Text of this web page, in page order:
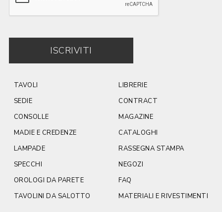
ISCRIVITI
TAVOLI
SEDIE
CONSOLLE
MADIE E CREDENZE
LAMPADE
SPECCHI
OROLOGI DA PARETE
TAVOLINI DA SALOTTO
LIBRERIE
CONTRACT
MAGAZINE
CATALOGHI
RASSEGNA STAMPA
NEGOZI
FAQ
MATERIALI E RIVESTIMENTI